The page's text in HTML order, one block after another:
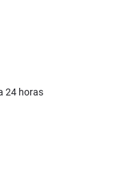
24 horas